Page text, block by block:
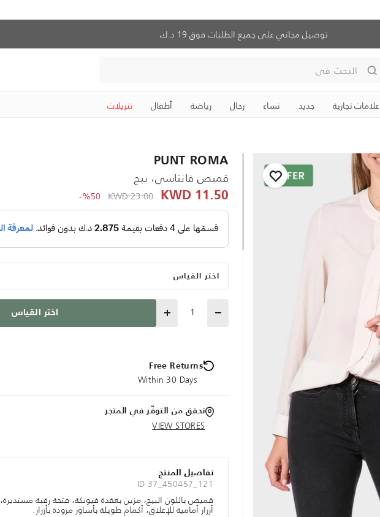
توصيل مجاني على جميع الطلبات فوق 19 د.ك
البحث في
علامات تجارية جديد نساء رجال رياضة ‏أطفال تنزيلات
PUNT ROMA
قميص فانتاسي، بيج
11.50 KWD
Price reduced from
23.00 KWD
to 11.50 KWD
%50-
اختر القياس
Quantity اختر القياس
Free Returns
Within 30 Days
تحقق من التوفّر في المتجر
VIEW STORES
تفاصيل المنتج
ID 37_450457_121
قميص باللون البيج، مزين بعقدة فيونكة، فتحة رقبة مستديرة،
أزرار أمامية للإغلاق، أكمام طويلة بأساور مزودة بأزرار.